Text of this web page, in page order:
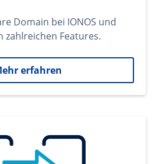
Domain bei IONOS und
zahlreichen Features.
erfahren